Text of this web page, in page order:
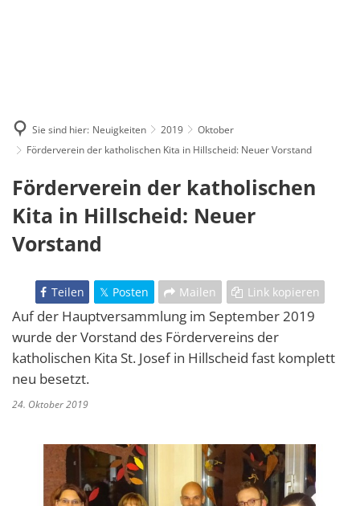
Sie sind hier: Neuigkeiten 2019
Oktober
Förderverein der katholischen Kita in Hillscheid: Neuer Vorstand
Förderverein der katholischen
Kita in Hillscheid: Neuer
Vorstand
Teilen Posten Mailen Link kopieren
Auf der Hauptversammlung im September 2019
wurde der Vorstand des Fördervereins der
katholischen Kita St. Josef in Hillscheid fast komplett
neu besetzt.
24. Oktober 2019